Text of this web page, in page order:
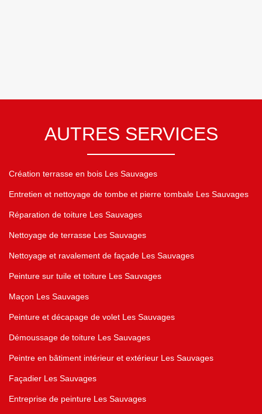
AUTRES SERVICES
Création terrasse en bois Les Sauvages
Entretien et nettoyage de tombe et pierre tombale Les Sauvages
Réparation de toiture Les Sauvages
Nettoyage de terrasse Les Sauvages
Nettoyage et ravalement de façade Les Sauvages
Peinture sur tuile et toiture Les Sauvages
Maçon Les Sauvages
Peinture et décapage de volet Les Sauvages
Démoussage de toiture Les Sauvages
Peintre en bâtiment intérieur et extérieur Les Sauvages
Façadier Les Sauvages
Entreprise de peinture Les Sauvages